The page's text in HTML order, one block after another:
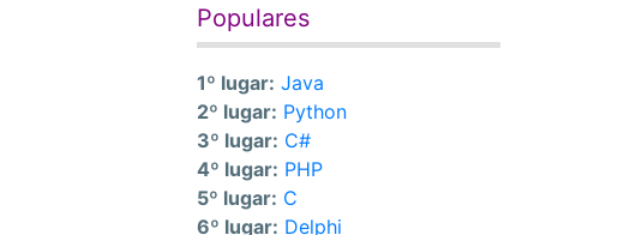
Populares
1º lugar: Java
2º lugar: Python
3º lugar: C#
4º lugar: PHP
5º lugar: C
6º lugar: Delphi